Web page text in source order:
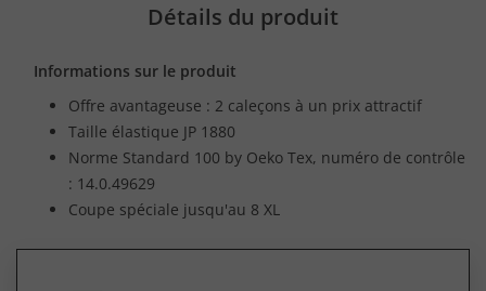
Détails du produit
Informations sur le produit
Offre avantageuse : 2 caleçons à un prix attractif
Taille élastique JP 1880
Norme Standard 100 by Oeko Tex, numéro de contrôle
: 14.0.49629
Coupe spéciale jusqu'au 8 XL